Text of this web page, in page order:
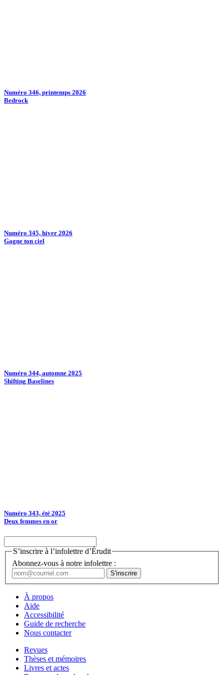
Numéro 346, printemps 2026
Bedrock
Numéro 345, hiver 2026
Gagne ton ciel
Numéro 344, automne 2025
Shifting Baselines
Numéro 343, été 2025
Deux femmes en or
S’inscrire à l’infolettre d’Érudit
Abonnez-vous à notre infolettre :
À propos
Aide
Accessibilité
Guide de recherche
Nous contacter
Revues
Thèses et mémoires
Livres et actes